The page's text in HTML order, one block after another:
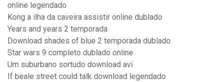
online legendado
Kong a ilha da caveira assistir online dublado
Years and years 2 temporada
Download shades of blue 2 temporada dublado
Star wars 9 completo dublado online
Um suburbano sortudo download avi
If beale street could talk download legendado